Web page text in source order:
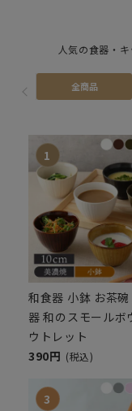
人気の食器・
全商品
和食器 小鉢 お茶碗
器 和のスモールボ
ウトレット
390円 (税込)